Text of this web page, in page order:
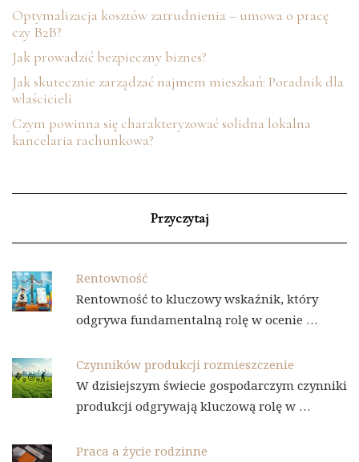
Optymalizacja kosztów zatrudnienia – umowa o pracę
czy B2B?
Jak prowadzić bezpieczny biznes?
Jak skutecznie zarządzać najmem mieszkań: Poradnik dla
właścicieli
Czym powinna się charakteryzować solidna lokalna
kancelaria rachunkowa?
Przyczytaj
Rentowność
Rentowność to kluczowy wskaźnik, który
odgrywa fundamentalną rolę w ocenie …
Czynników produkcji rozmieszczenie
W dzisiejszym świecie gospodarczym czynniki
produkcji odgrywają kluczową rolę w …
Praca a życie rodzinne